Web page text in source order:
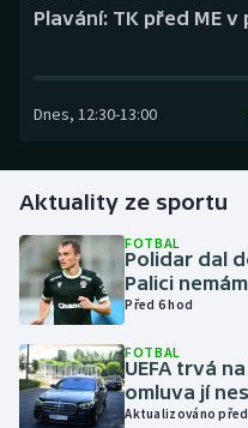
Dostihy
Futsal
Gymnastika
Házená
Jezdectví
Judo
Plavání: TK před ME v
Dnes, 12:30-13:00
Aktuality ze sportu
FOTBAL
Polidar dal
Palici
Před 6 hod
FOTBAL
UEFA trvá
omluva jí
Aktualizováno